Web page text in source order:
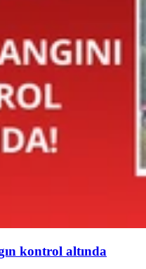
kontrol altında